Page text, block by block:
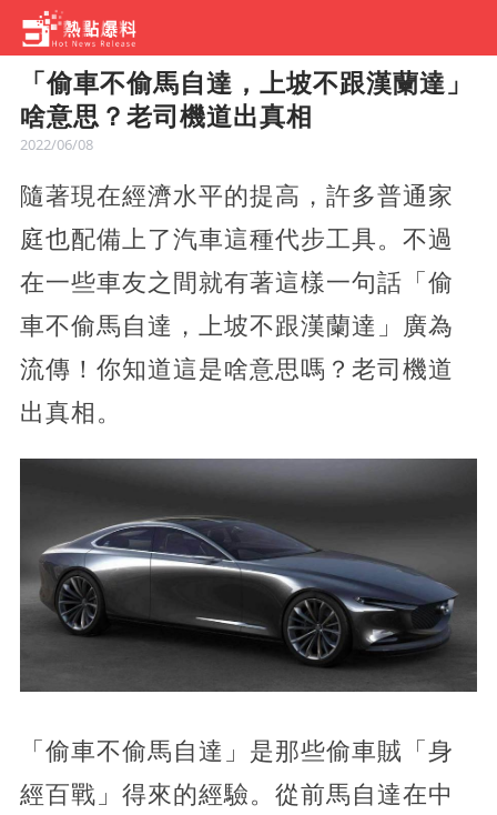
「偷車不偷馬自達，上坡不跟漢蘭達」
啥意思？老司機道出真相
2022/06/08
隨著現在經濟水平的提高，許多普通家
庭也配備上了汽車這種代步工具。不過
在一些車友之間就有著這樣一句話「偷
車不偷馬自達，上坡不跟漢蘭達」廣為
流傳！你知道這是啥意思嗎？老司機道
出真相。
「偷車不偷馬自達」是那些偷車賊「身
經百戰」得來的經驗。從前馬自達在中